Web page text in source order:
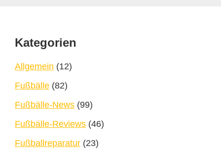
Footer
Kategorien
Allgemein (12)
Fußbälle (82)
Fußbälle-News (99)
Fußbälle-Reviews (46)
Fußballreparatur (23)